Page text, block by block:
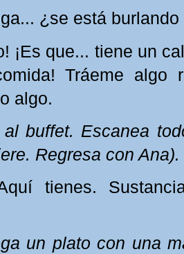
¿se está
¡Es que... tiene un
Tráeme algo
algo.
buffet. Escanea
Regresa con Ana).
tienes.
un plato con una